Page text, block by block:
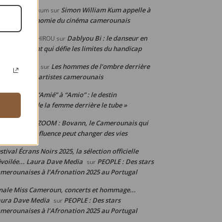
WILLIAM kum sur Simon William Kum appelle à
l’économie du cinéma camerounais
BACHIROU sur Dablyou Bi : le danseur en
roulant qui défie les limites du handicap
Djoumsie sur Les hommes de l’ombre derrière
réussite des artistes camerounais
sur
De “Amié” à “Amio” : le destin
de la femme derrière le tube »
ZOOM : Bovann, le Camerounais qui
que l’influence peut changer des vies
Écrans Noirs 2025, la sélection officielle
Laura Dave Media sur PEOPLE : Des stars
à l’Afronation 2025 au Portugal
Miss Cameroun, concerts et hommage...
Dave Media sur PEOPLE : Des stars
à l’Afronation 2025 au Portugal